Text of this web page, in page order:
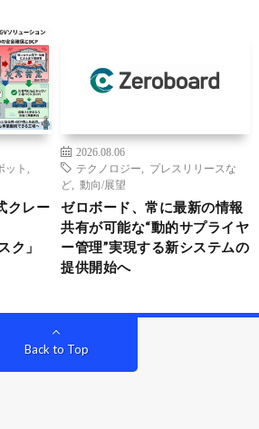
ット
クレー
ク」
2026.08.06
テクノロジー
プレスリリースな
ど
動向/展望
ゼロボード、常に最新の情報
共有が可能な“動的サプライヤ
ー管理”実現する新システムの
提供開始へ
Back to Top